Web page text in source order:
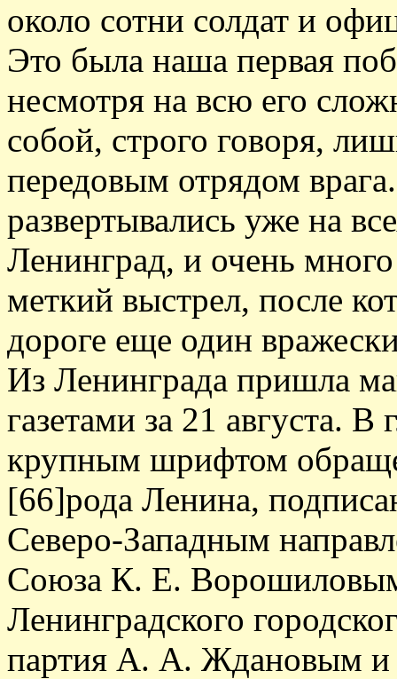
около сотни солдат и
Это была наша первая
несмотря на всю его
собой, строго говоря,
передовым отрядом
развертывались уже на
Ленинград, и очень
меткий выстрел, после
дороге еще один
Из Ленинграда пришла
газетами за 21 августа. В
крупным шрифтом
[66]рода Ленина,
Северо-Западным
Союза К. Е.
Ленинградского
партия А. А. Ждановым и